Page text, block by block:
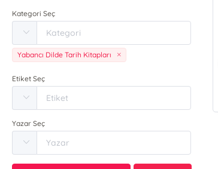
Kategori Seç
Yabancı Dilde Tarih Kitapları
Etiket Seç
Yazar Seç